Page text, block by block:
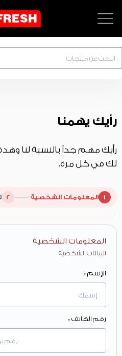
رأيك يهمنا
رأيك مهم جداً بالنسبة لنا
لك في كل مرة.
1 المعلومات الشخصية 2
المعلومات الشخصية
البيانات الشخصية
الإسم *
رقم الهاتف *